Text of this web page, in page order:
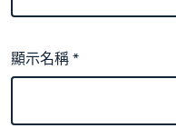
顯示名稱*